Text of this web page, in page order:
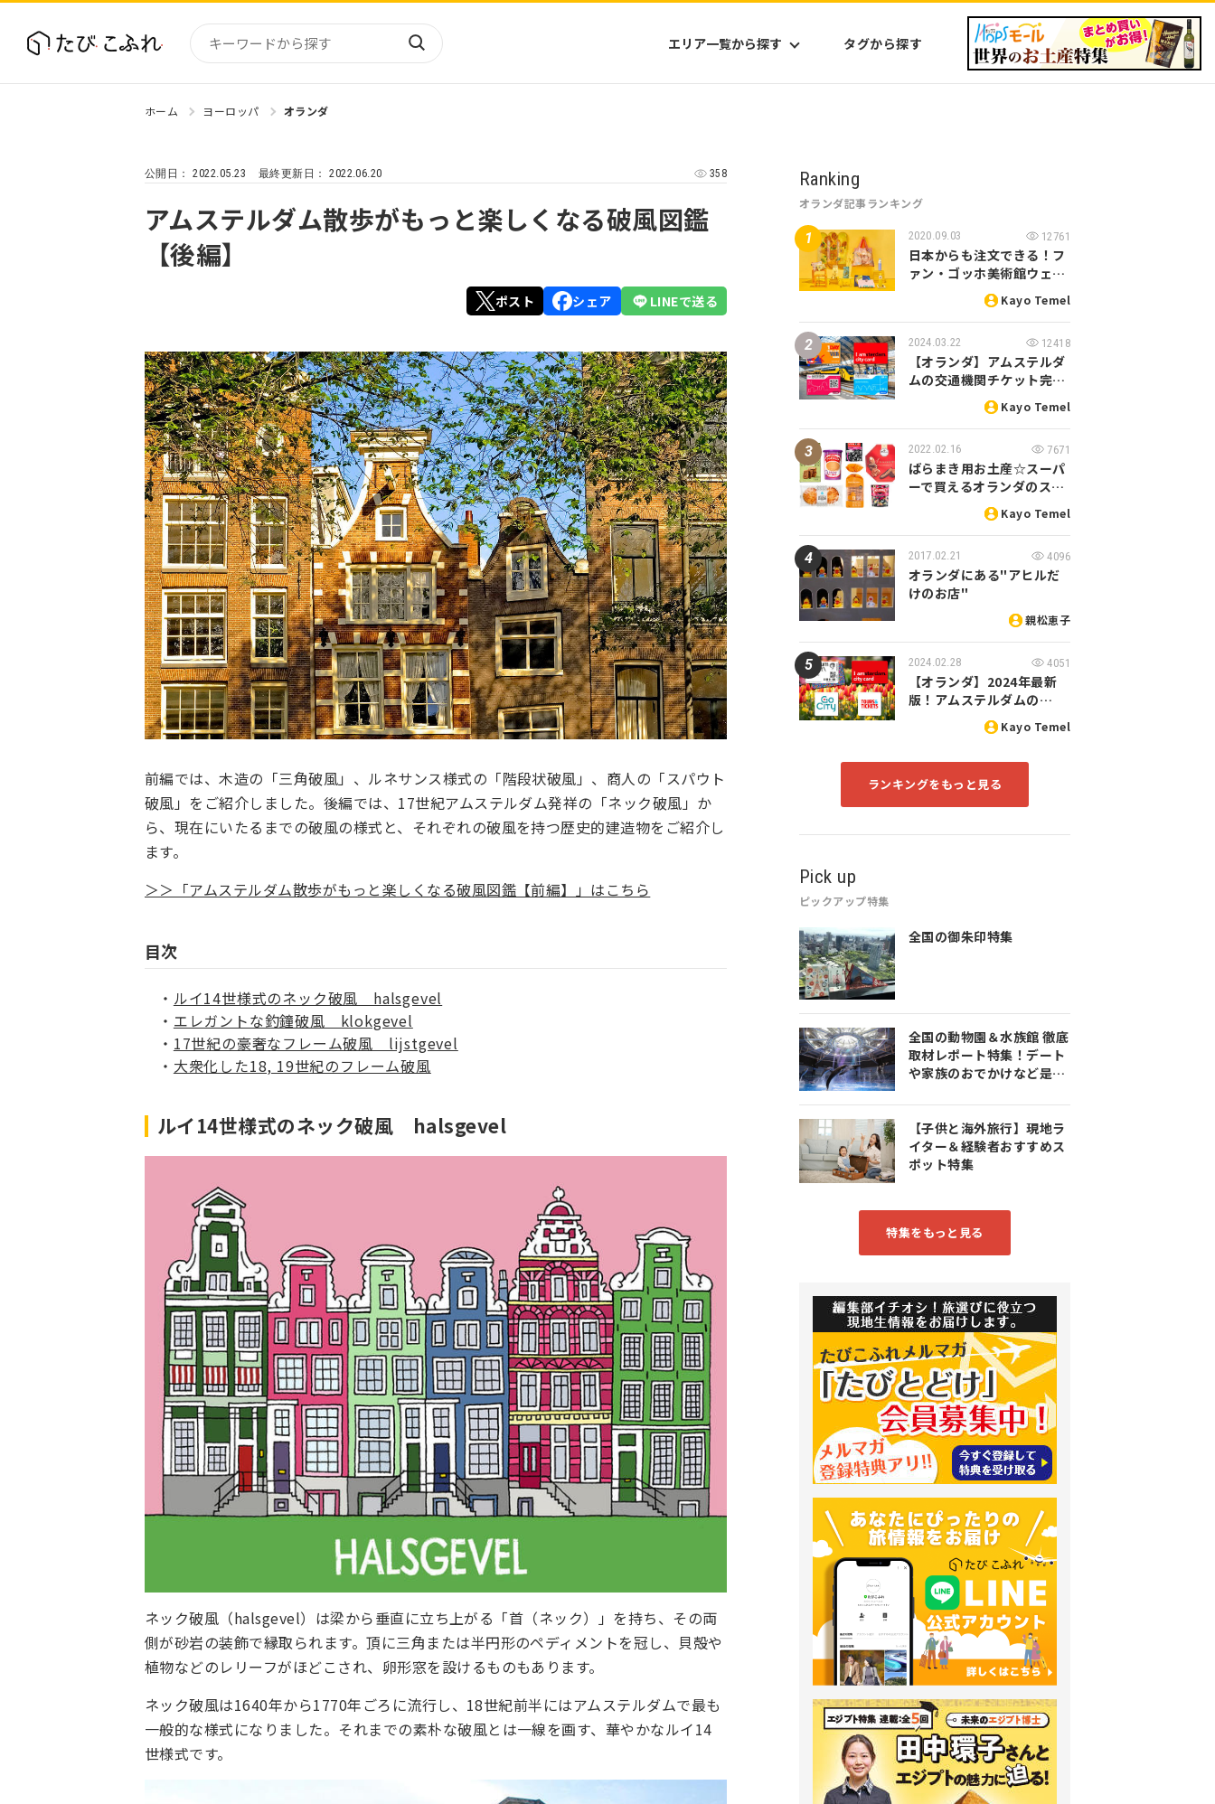
エリア一覧から探す タグから探す
東北
関東
中部・北陸
四国
九州
沖縄
アジア
北米
中南米
ハワイ
ミクロネシア
オセアニア
ホーム ヨーロッパ オランダ
公開日：2022.05.23 最終更新日：2022.06.20 358
アムステルダム散歩がもっと楽しくなる破風図鑑
【後編】
ポスト シェア LINEで送る
前編では、木造の「三角破風」、ルネサンス様式の「階段状破風」、商人の「スパウト
破風」をご紹介しました。後編では、17世紀アムステルダム発祥の「ネック破風」か
ら、現在にいたるまでの破風の様式と、それぞれの破風を持つ歴史的建造物をご紹介し
ます。
＞＞「アムステルダム散歩がもっと楽しくなる破風図鑑【前編】」はこちら
目次
ルイ14世様式のネック破風 halsgevel
エレガントな釣鐘破風 klokgevel
17世紀の豪奢なフレーム破風 lijstgevel
大衆化した18, 19世紀のフレーム破風
ルイ14世様式のネック破風 halsgevel
ネック破風（halsgevel）は梁から垂直に立ち上がる「首（ネック）」を持ち、その両
側が砂岩の装飾で縁取られます。頂に三角または半円形のペディメントを冠し、貝殻や
植物などのレリーフがほどこされ、卵形窓を設けるものもあります。
ネック破風は1640年から1770年ごろに流行し、18世紀前半にはアムステルダムで最も
一般的な様式になりました。それまでの素朴な破風とは一線を画す、華やかなルイ14
世様式です。
Ranking
オランダ記事ランキング
2020.09.03 12761
日本からも注文できる！フ
ァン・ゴッホ美術館ウェ…
Kayo Temel
2024.03.22 12418
【オランダ】アムステルダ
ムの交通機関チケット完…
Kayo Temel
2022.02.16 7671
ばらまき用お土産☆スーパ
ーで買えるオランダのス…
Kayo Temel
2017.02.21 4096
オランダにある"アヒルだ
けのお店"
親松恵子
2024.02.28 4051
【オランダ】2024年最新
版！アムステルダムの…
Kayo Temel
ランキングをもっと見る
Pick up
ピックアップ特集
全国の御朱印特集
全国の動物園＆水族館 徹底
取材レポート特集！デート
や家族のおでかけなど是非
【子供と海外旅行】現地ラ
イター＆経験者おすすめス
ポット特集
特集をもっと見る